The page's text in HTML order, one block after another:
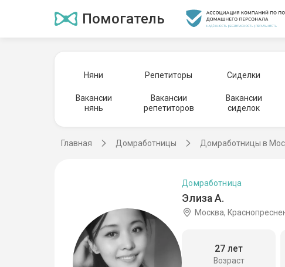
Помогатель
Няни Репетиторы Сиделки
Вакансии
нянь
Вакансии
репетиторов
Вакансии
сиделок
Главная Домработницы Домработницы в
Элиза А.
Домработница
Москва,
Возраст
27 лет